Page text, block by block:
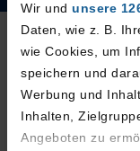
Wir und unsere
Daten, wie z. B.
wie Cookies, um
speichern und
Werbung und
Inhalten,
Angeboten zu